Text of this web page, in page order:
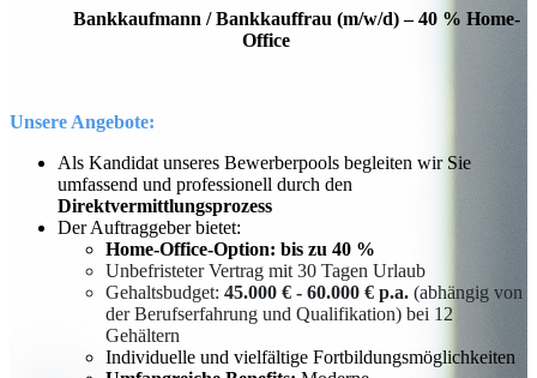
Bankkaufmann / Bankkauffrau (m/w/d) – 40 % Home-
Office
Unsere Angebote:
Als Kandidat unseres Bewerberpools begleiten wir Sie
umfassend und professionell durch den
Direktvermittlungsprozess
Der Auftraggeber bietet:
Home-Office-Option: bis zu 40 %
Unbefristeter Vertrag mit 30 Tagen Urlaub
Gehaltsbudget: 45.000 € - 60.000 € p.a. (abhängig von
der Berufserfahrung und Qualifikation) bei 12
Gehältern
Individuelle und vielfältige Fortbildungsmöglichkeiten